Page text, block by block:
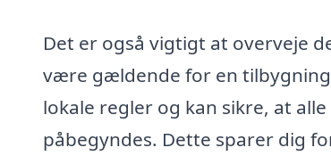
Det er også vigtigt at overveje
være gældende for en tilbygning
lokale regler og kan sikre, at
påbegyndes. Dette sparer dig